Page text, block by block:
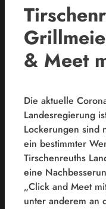
& Meet
Die aktuelle
Landesregierung
Lockerungen sind
ein bestimmter
Tirschenreuths
eine
„Click and Meet
unter anderem an